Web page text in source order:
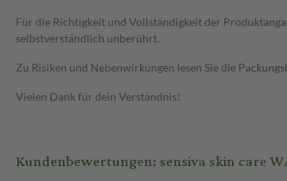
Für die Richtigkeit und Vollständigkeit der
selbstverständlich unberührt.
Zu Risiken und Nebenwirkungen lesen Sie die
Vielen Dank für dein Verständnis!
Kundenbewertungen: sensiva skin care